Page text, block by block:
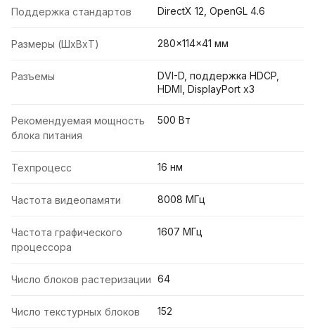
Поддержка стандартов DirectX 12, OpenGL 4.6
Размеры (ШxВxТ) 280x114x41 мм
Разъемы
DVI-D, поддержка HDCP,
HDMI, DisplayPort x3
Рекомендуемая мощность
блока питания
500 Вт
Техпроцесс 16 нм
Частота видеопамяти 8008 МГц
Частота графического
процессора
1607 МГц
Число блоков растеризации 64
Число текстурных блоков 152